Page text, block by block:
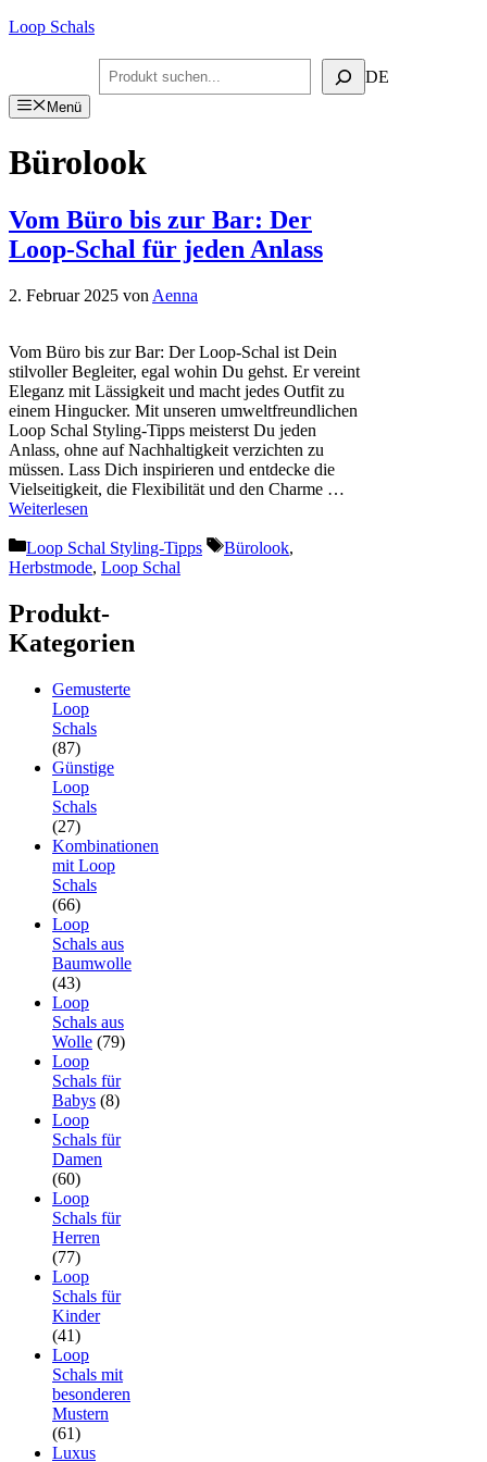
Zum
Loop Schals
Suchen DE
Menü
Bürolook
Vom Büro bis zur Bar: Der
Loop-Schal für jeden Anlass
2. Februar 2025 von Aenna
Vom Büro bis zur Bar: Der Loop-Schal ist Dein
stilvoller Begleiter, egal wohin Du gehst. Er vereint
Eleganz mit Lässigkeit und macht jedes Outfit zu
einem Hingucker. Mit unseren umweltfreundlichen
Loop Schal Styling-Tipps meisterst Du jeden
Anlass, ohne auf Nachhaltigkeit verzichten zu
müssen. Lass Dich inspirieren und entdecke die
Vielseitigkeit, die Flexibilität und den Charme …
Weiterlesen
Kategorien
Loop Schal Styling-Tipps Schlagwörter
Bürolook,
Herbstmode, Loop Schal
Produkt-
Kategorien
Gemusterte
Loop
Schals
(87)
Günstige
Loop
Schals
(27)
Kombinationen
mit Loop
Schals
(66)
Loop
Schals aus
Baumwolle
(43)
Loop
Schals aus
Wolle (79)
Loop
Schals für
Babys (8)
Loop
Schals für
Damen
(60)
Loop
Schals für
Herren
(77)
Loop
Schals für
Kinder
(41)
Loop
Schals mit
besonderen
Mustern
(61)
Luxus